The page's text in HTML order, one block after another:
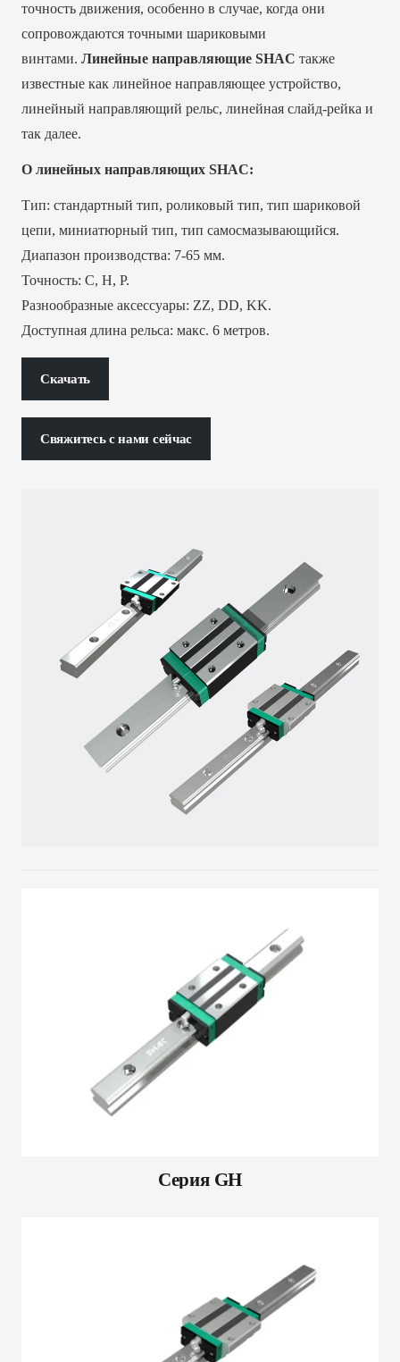
точность движения, особенно в случае, когда они
сопровождаются точными шариковыми
винтами. Линейные направляющие SHAC также
известные как линейное направляющее устройство,
линейный направляющий рельс, линейная слайд-рейка и
так далее.
О линейных направляющих SHAC:
Тип: стандартный тип, роликовый тип, тип шариковой
цепи, миниатюрный тип, тип самосмазывающийся.
Диапазон производства: 7-65 мм.
Точность: C, H, P.
Разнообразные аксессуары: ZZ, DD, KK.
Доступная длина рельса: макс. 6 метров.
Скачать
Свяжитесь с нами сейчас
Серия GH